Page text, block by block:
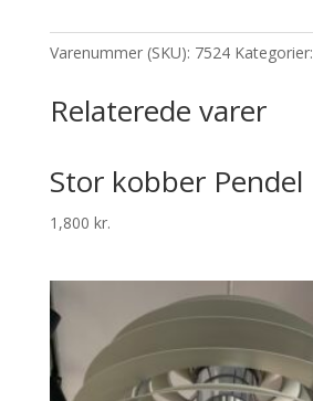
Varenummer (SKU): 7524 Kategorier:
Relaterede varer
Stor kobber Pendel
1,800 kr.